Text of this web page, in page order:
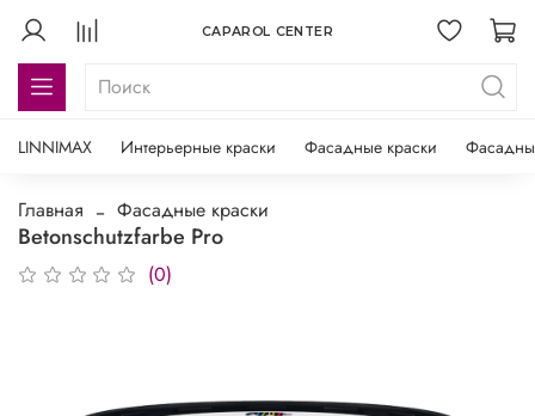
CAPAROL CENTER
LINNIMAX Интерьерные краски Фасадные краски
Главная Фасадные краски
Betonschutzfarbe Pro
(0)